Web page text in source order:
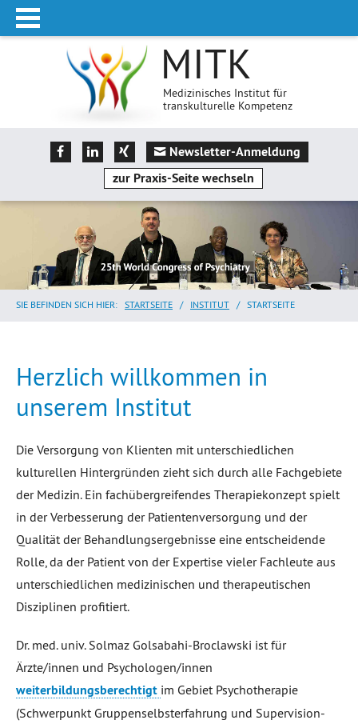
MITK
Medizinisches Institut für
transkulturelle Kompetenz
Newsletter-Anmeldung
zur Praxis-Seite wechseln
SIE BEFINDEN SICH HIER: STARTSEITE / INSTITUT / STARTSEITE
Herzlich willkommen in
unserem Institut
Die Versorgung von Klienten mit unterschiedlichen
kulturellen Hintergründen zieht sich durch alle Fachgebiete
der Medizin. Ein fachübergreifendes Therapiekonzept spielt
in der Verbesserung der Patientenversorgung und der
Qualität der Behandlungsergebnisse eine entscheidende
Rolle, da der Patient von der Expertise vieler Fachleute aus
unterschiedlichen medizinischen und therapeutischen
Disziplinen profitiert.
Dr. med. univ. Solmaz Golsabahi-Broclawski ist für
Ärzte/innen und Psychologen/innen
weiterbildungsberechtigt im Gebiet Psychotherapie
(Schwerpunkt Gruppenselbsterfahrung und Supervision-